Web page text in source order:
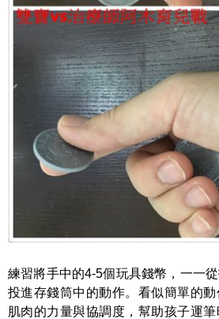
練習將手中的4-5個玩具錢幣，一一
投進存錢筒中的動作。 看似簡單的
肌肉的力量與協調度，幫助孩子運